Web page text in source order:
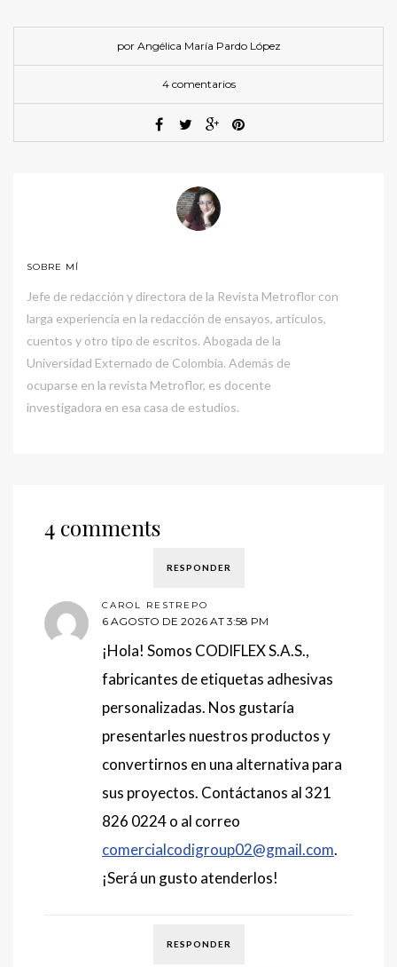
por Angélica María Pardo López
4 comentarios
SOBRE MÍ
Jefe de redacción y directora de la Revista Metroflor con
larga experiencia en la redacción de ensayos, artículos,
cuentos y otro tipo de escritos. Abogada de la
Universidad Externado de Colombia. Además de
ocuparse en la revista Metroflor, es docente
investigadora en esa casa de estudios.
4 comments
RESPONDER
CAROL RESTREPO
6 AGOSTO DE 2026 AT 3:58 PM
¡Hola! Somos CODIFLEX S.A.S.,
fabricantes de etiquetas adhesivas
personalizadas. Nos gustaría
presentarles nuestros productos y
convertirnos en una alternativa para
sus proyectos. Contáctanos al 321
826 0224 o al correo
comercialcodigroup02@gmail.com.
¡Será un gusto atenderlos!
RESPONDER